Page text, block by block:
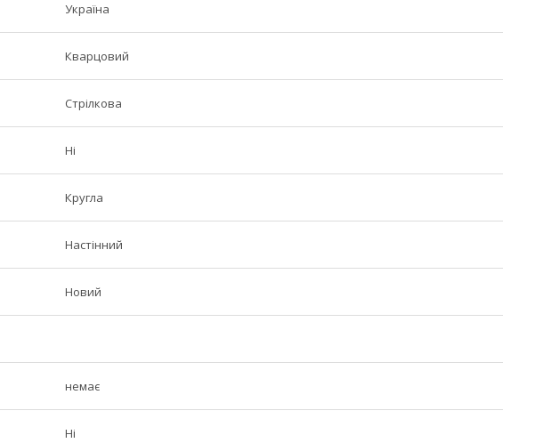
Україна
Кварцовий
Стрілкова
Ні
Кругла
Настінний
Новий
немає
Ні